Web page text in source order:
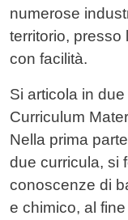
numerose
territorio, presso
con facilità.
Si articola in
Curriculum
Nella prima
due curricula, si
conoscenze di
e chimico, al